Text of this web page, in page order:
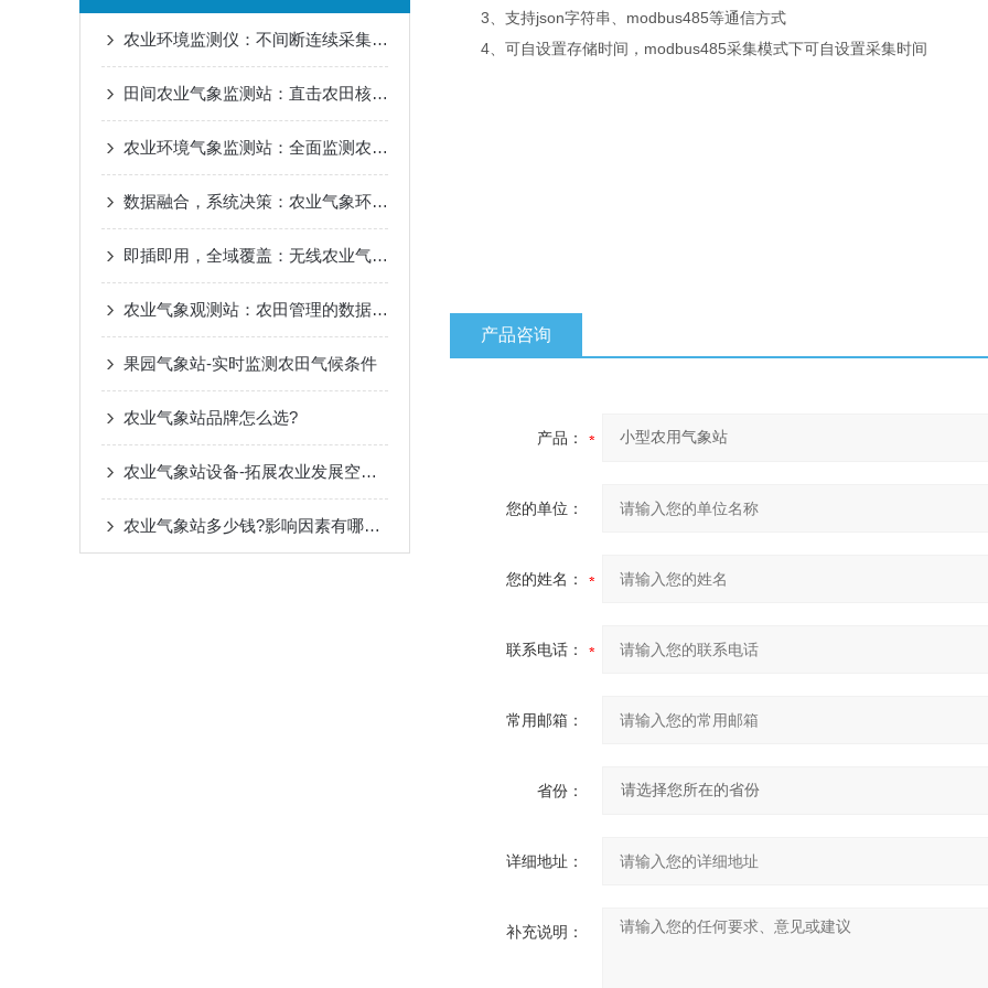
农业环境监测仪：不间断连续采集，捕捉微环境波动，科学管控
田间农业气象监测站：直击农田核心环境，实时掌握作物微气候
农业环境气象监测站：全面监测农田气候与生态环境数据
数据融合，系统决策：农业气象环境监测站在生态农场中的角色
即插即用，全域覆盖：无线农业气象监测站的快速部署与应用优势
农业气象观测站：农田管理的数据守护者
果园气象站-实时监测农田气候条件
农业气象站品牌怎么选?
农业气象站设备-拓展农业发展空间的气象依托
农业气象站多少钱?影响因素有哪些?
3、支持json字符串、modbus485等通信方式
4、可自设置存储时间，modbus485采集模式下可自设置采集时间
产品咨询
产品：
您的单位：
您的姓名：
联系电话：
常用邮箱：
省份：
详细地址：
补充说明：